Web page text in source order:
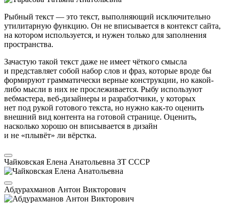
Рыбный текст — это текст, выполняющий исключительно
утилитарную функцию. Он не вписывается в контекст сайта,
на котором используется, и нужен только для заполнения
пространства.
Зачастую такой текст даже не имеет чёткого смысла
и представляет собой набор слов и фраз, которые вроде бы
формируют грамматически верные конструкции, но какой-
либо мысли в них не прослеживается. Рыбу используют
вебмастера, веб-дизайнеры и разработчики, у которых
нет под рукой готового текста, но нужно как-то оценить
внешний вид контента на готовой странице. Оценить,
насколько хорошо он вписывается в дизайн
и не «плывёт» ли вёрстка.
Чайковская Елена Анатольевна ЗТ СССР
Абдурахманов Антон Викторович